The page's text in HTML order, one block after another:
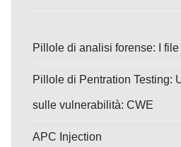
Pillole di analisi forense: I
Pillole di Pentration Testing:
sulle vulnerabilità: CWE
APC Injection